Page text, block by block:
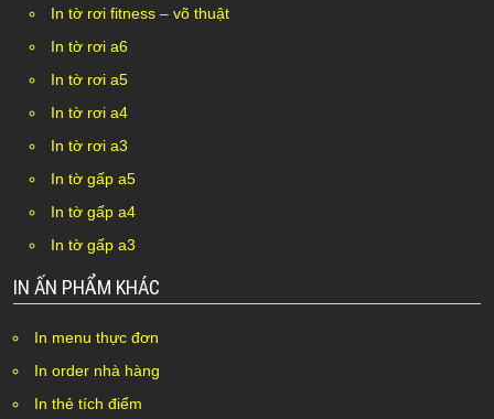
In tờ rơi fitness – võ thuật
In tờ rơi a6
In tờ rơi a5
In tờ rơi a4
In tờ rơi a3
In tờ gấp a5
In tờ gấp a4
In tờ gấp a3
IN ẤN PHẨM KHÁC
In menu thực đơn
In order nhà hàng
In thẻ tích điểm